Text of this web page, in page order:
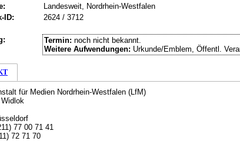
Landesweit, Nordrhein-Westfalen
ID:
2624 / 3712
Termin: noch nicht bekannt.
Weitere Aufwendungen: Urkunde/Emblem, Öffentl.
für Medien Nordrhein-Westfalen (LfM)
Widlok
77 00 71 41
72 71 70